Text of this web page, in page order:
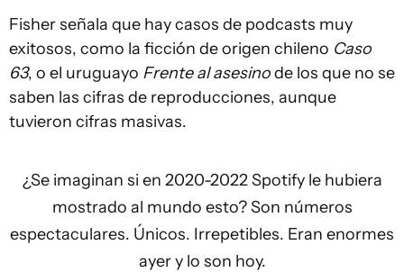
Fisher señala que hay casos de podcasts muy
exitosos, como la ficción de origen chileno Caso
63, o el uruguayo Frente al asesinode los que no se
saben las cifras de reproducciones, aunque
tuvieron cifras masivas.
¿Se imaginan si en 2020-2022 Spotify le hubiera
mostrado al mundo esto? Son números
espectaculares. Únicos. Irrepetibles. Eran enormes
ayer y lo son hoy.